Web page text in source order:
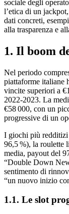
sociale degli
l’etica di un
dati concreti,
alla trasparenza e
1. Il boom
Nel periodo
piattaforme italiane
vincite superiori a
2022‑2023. La
€58 000, con un
progressive di un
I giochi più redditizi
96,5 %), la roulette
media, payout del
“Double Down
sentimento di
“un nuovo inizio
1.1. Le slot